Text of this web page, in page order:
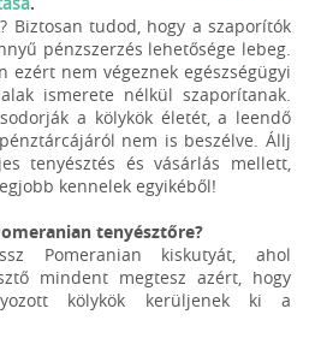
Biztosan tudod, hogy a szaporítók
pénzszerzés lehetősége lebeg.
ezért nem végeznek egészségügyi
ismerete nélkül szaporítanak.
a kölykök életét, a leendő
nem is beszélve. Állj
tenyésztés és vásárlás mellett,
kennelek egyikéből!
tenyésztőre?
Pomeranian kiskutyát, ahol
mindent megtesz azért, hogy
kölykök kerüljenek ki a